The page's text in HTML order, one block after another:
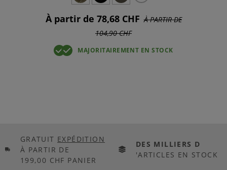
À partir de 78,68 CHF À PARTIR DE
104,90 CHF
MAJORITAIREMENT EN STOCK
GRATUIT EXPÉDITION
À PARTIR DE
199,00 CHF PANIER
DES MILLIERS D
'ARTICLES EN STOCK